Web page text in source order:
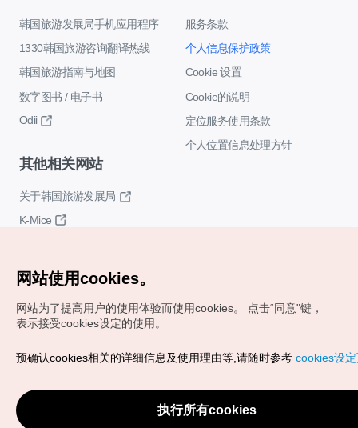
韩国旅游发展局手机应用程序
1330韩国旅游咨询翻译热线
韩国旅游指南与地图
数字图书 / 电子书
Odii
服务条款
个人信息保护政策
Cookie 设置
Cookie的说明
定位服务使用条款
个人位置信息处理方针
其他相关网站
关于韩国旅游发展局
K-Mice
Copyrights (c) 韩国旅游发展局版权所有
VISITKOREA官方邮箱
chnsim@knto.or.kr
网站使用cookies。
网站为了提高用户的使用体验而使用cookies。
点击“同意"键，
表示接受cookies设定的使用。
预确认cookies相关的详细信息及使用理由等,请随时参考 cookies设
执行所有cookies